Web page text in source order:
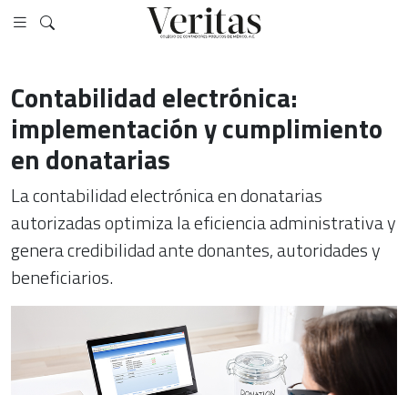
Contabilidad electrónica:
implementación y cumplimiento
en donatarias
La contabilidad electrónica en donatarias
autorizadas optimiza la eficiencia administrativa y
genera credibilidad ante donantes, autoridades y
beneficiarios.